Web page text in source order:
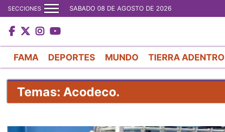
SECCIONES SABADO 08 DE AGOSTO DE 2026
FAMA DEPORTES MUNDO TIERRA ADENTRO
Temas: Acodeco.